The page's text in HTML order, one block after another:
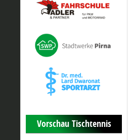
Vorschau Tischtennis